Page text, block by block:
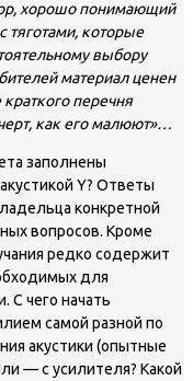
хорошо понимающий
тяготами, которые
выбору
материал ценен
перечня
как его малюют»…
заполнены
Y? Ответы
конкретной
вопросов. Кроме
редко содержит
для
С чего начать
самой разной по
акустики (опытные
— с усилителя? Какой